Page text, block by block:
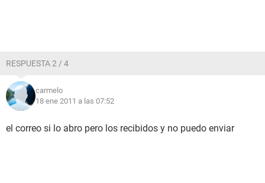
RESPUESTA 2 / 4
carmelo
18 ene 2011 a las 07:52
el correo si lo abro pero los recibidos y no puedo enviar